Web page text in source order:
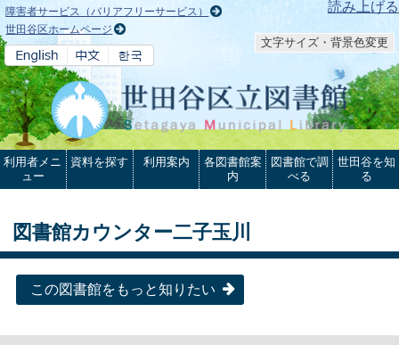
本文へ 読み上げる
障害者サービス（バリアフリーサービス）
世田谷区ホームページ
文字サイズ・背景色変更
利用者メニ
ュー
資料を探す 利用案内
各図書館案
内
図書館で調
べる
世田谷を知
る
図書館カウンター二子玉川
この図書館をもっと知りたい